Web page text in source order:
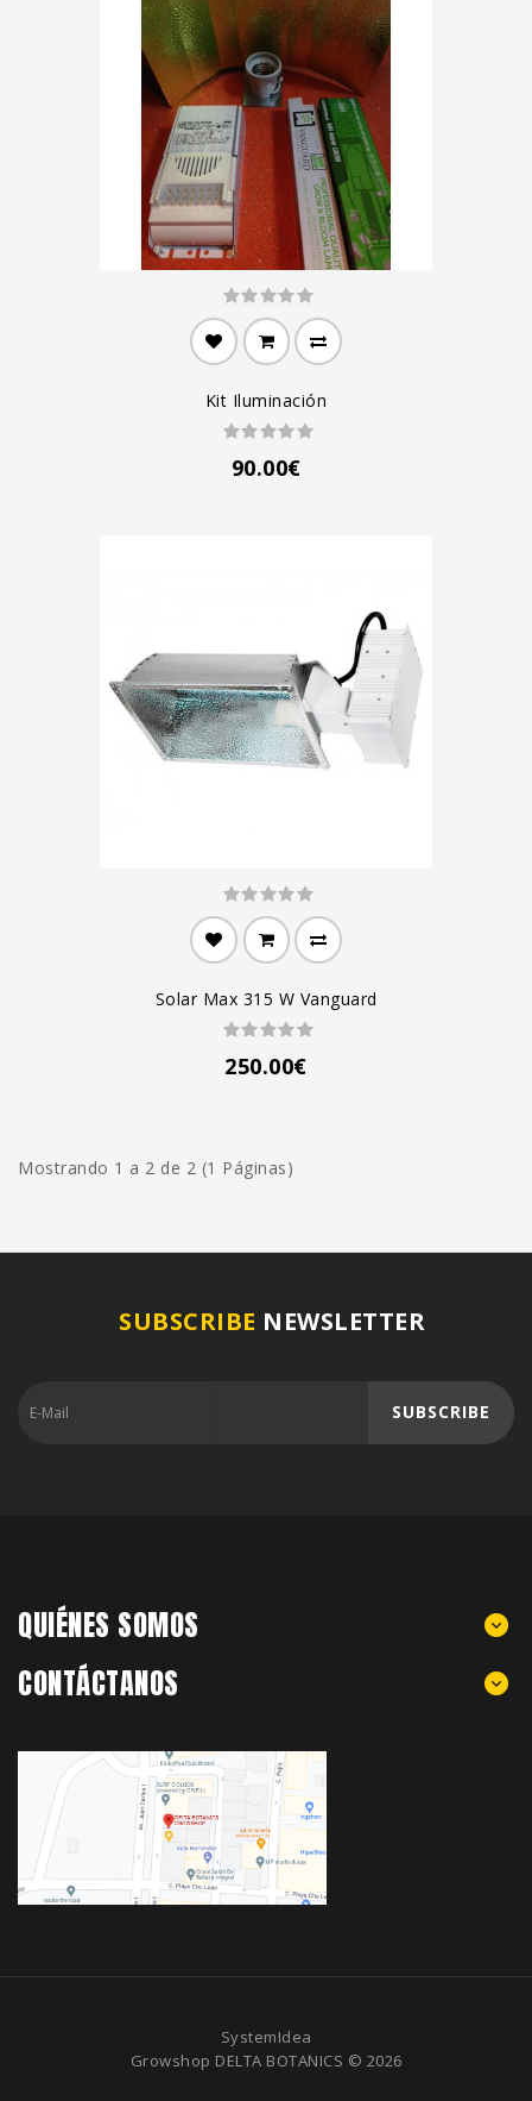
Kit Iluminación
90.00€
Solar Max 315 W Vanguard
250.00€
Mostrando 1 a 2 de 2 (1 Páginas)
SUBSCRIBE NEWSLETTER
SUBSCRIBE
QUIÉNES SOMOS
CONTÁCTANOS
SystemIdea
Growshop DELTA BOTANICS © 2026